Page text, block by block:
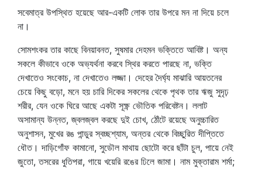
সবেমাত্র উপস্থিত হয়েছে আর-একটি লোক তার উপরে মন না দিয়ে চলে
না।
সোমশংকর তার কাছে বিনয়াবনত, সুষমার দেহমন ভক্তিতে আবিষ্ট। অন্য
সকলে কীভাবে ওকে অভ্যর্থনা করবে স্থির করতে পারছে না, ভক্তি
দেখাতেও সংকোচ, না দেখাতেও লজ্জা। দেহের দৈর্ঘ্য মাঝারি আয়তনের
চেয়ে কিছু বড়ো, মনে হয় চারি দিকের সকলের থেকে পৃথক তার ঋজু সুদৃঢ়
শরীর, যেন ওকে ঘিরে আছে একটা সূক্ষ্ণ ভৌতিক পরিবেষ্টন। ললাট
অসামান্য উন্নত, জ্বলজ্বল করছে দুই চোখ, ঠোঁটে রয়েছে অনুচ্চারিত
অনুশাসন, মুখের রঙ পান্ডুর স্বচ্ছশ্যাম, অন্তর থেকে বিচ্ছুরিত দীপ্তিতে
ধৌত। দাড়িগোঁফ কামানো, সুডৌল মাথায় ছোটো করে ছাঁটা চুল, পায়ে নেই
জুতো, তসরের ধুতিপরা, গায়ে খয়েরি রঙের ঢিলে জামা। নাম মুক্তারাম শর্মা;